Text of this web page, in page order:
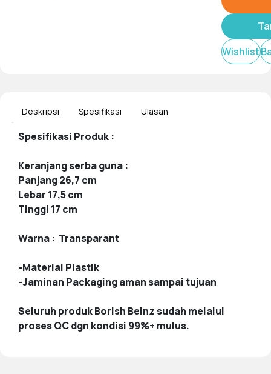
Wishlist
Deskripsi Spesifikasi Ulasan
Spesifikasi Produk :
Keranjang serba guna :
Panjang 26,7 cm
Lebar 17,5 cm
Tinggi 17 cm
Warna : Transparant
-Material Plastik
-Jaminan Packaging aman sampai tujuan
Seluruh produk Borish Beinz sudah melalui
proses QC dgn kondisi 99%+ mulus.